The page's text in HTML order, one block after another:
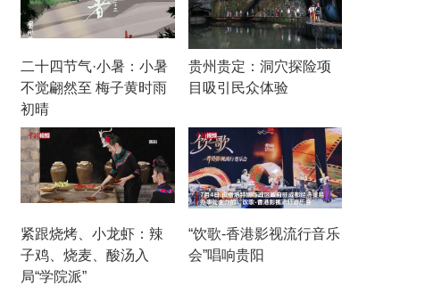
二十四节气·小暑：小暑
不觉翩然至 梅子黄时雨
初晴
贵州贵定：洞穴探险项
目吸引民众体验
紧跟烧烤、小龙虾：辣
子鸡、烧麦、酸汤入
局“学院派”
“饮歌-香港影视流行音乐
会”唱响贵阳